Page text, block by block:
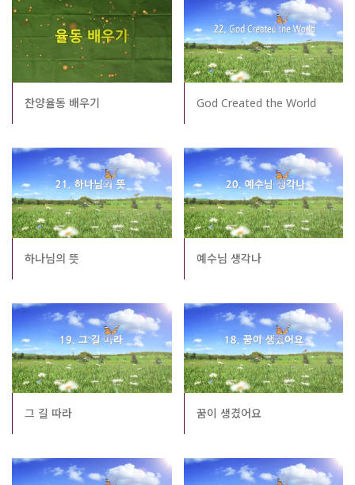
찬양율동 배우기 God Created the World
하나님의 뜻 예수님 생각나
그 길 따라 꿈이 생겼어요